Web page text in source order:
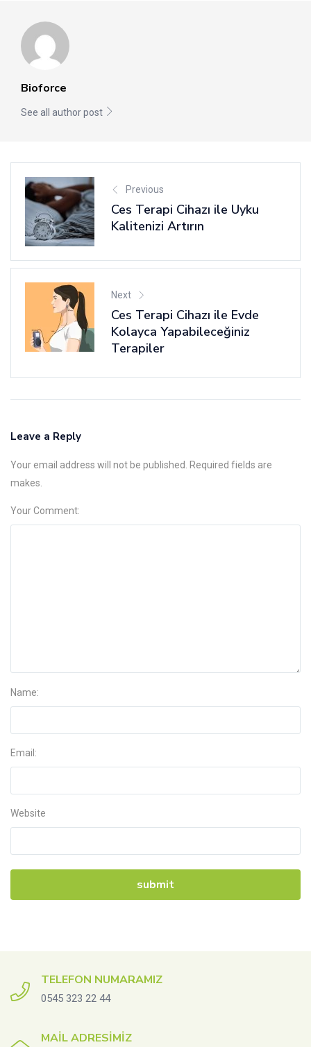
Bioforce
See all author post
Previous
Ces Terapi Cihazı ile Uyku
Kalitenizi Artırın
Next
Ces Terapi Cihazı ile Evde
Kolayca Yapabileceğiniz
Terapiler
Leave a Reply
Your email address will not be published. Required fields are
makes.
Your Comment:
Name:
Email:
Website
TELEFON NUMARAMIZ
0545 323 22 44
MAIL ADRESIMIZ